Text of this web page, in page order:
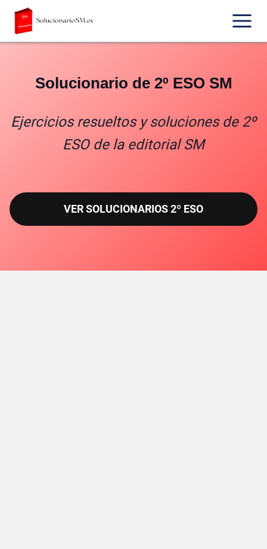
Saltar
contenido
Solucionario de 2º ESO SM
Ejercicios resueltos y soluciones de 2º
ESO de la editorial SM
VER SOLUCIONARIOS 2º ESO